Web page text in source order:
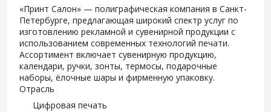
«Принт Салон» — полиграфическая компания в Санкт-
Петербурге, предлагающая широкий спектр услуг по
изготовлению рекламной и сувенирной продукции с
использованием современных технологий печати.
Ассортимент включает сувенирную продукцию,
календари, ручки, зонты, термосы, подарочные
наборы, ёлочные шары и фирменную упаковку.
Отрасль
Цифровая печать